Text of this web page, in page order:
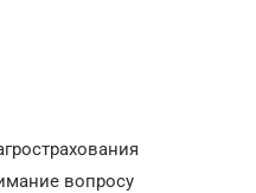
вопросу